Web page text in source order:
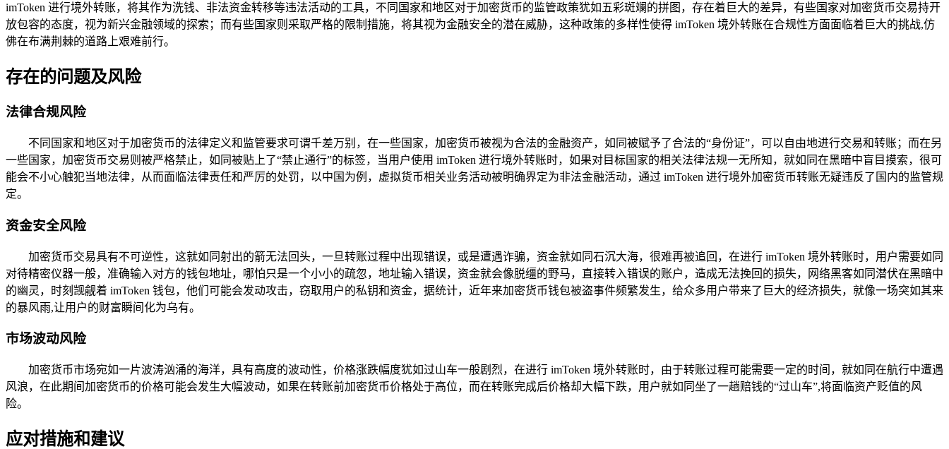
imToken 进行境外转账，将其作为洗钱、非法资金转移等违法活动的工具，不同国家和地区对于加密货币的监管政策犹如五彩斑斓的拼图，存在着巨大的差异，有些国家对加密货币交易持开
放包容的态度，视为新兴金融领域的探索；而有些国家则采取严格的限制措施，将其视为金融安全的潜在威胁，这种政策的多样性使得 imToken 境外转账在合规性方面面临着巨大的挑战,仿
佛在布满荆棘的道路上艰难前行。
存在的问题及风险
法律合规风险
不同国家和地区对于加密货币的法律定义和监管要求可谓千差万别，在一些国家，加密货币被视为合法的金融资产，如同被赋予了合法的“身份证”，可以自由地进行交易和转账；而在另
一些国家，加密货币交易则被严格禁止，如同被贴上了“禁止通行”的标签，当用户使用 imToken 进行境外转账时，如果对目标国家的相关法律法规一无所知，就如同在黑暗中盲目摸索，很可
能会不小心触犯当地法律，从而面临法律责任和严厉的处罚，以中国为例，虚拟货币相关业务活动被明确界定为非法金融活动，通过 imToken 进行境外加密货币转账无疑违反了国内的监管规
定。
资金安全风险
加密货币交易具有不可逆性，这就如同射出的箭无法回头，一旦转账过程中出现错误，或是遭遇诈骗，资金就如同石沉大海，很难再被追回，在进行 imToken 境外转账时，用户需要如同
对待精密仪器一般，准确输入对方的钱包地址，哪怕只是一个小小的疏忽，地址输入错误，资金就会像脱缰的野马，直接转入错误的账户，造成无法挽回的损失，网络黑客如同潜伏在黑暗中
的幽灵，时刻觊觎着 imToken 钱包，他们可能会发动攻击，窃取用户的私钥和资金，据统计，近年来加密货币钱包被盗事件频繁发生，给众多用户带来了巨大的经济损失，就像一场突如其来
的暴风雨,让用户的财富瞬间化为乌有。
市场波动风险
加密货币市场宛如一片波涛汹涌的海洋，具有高度的波动性，价格涨跌幅度犹如过山车一般剧烈，在进行 imToken 境外转账时，由于转账过程可能需要一定的时间，就如同在航行中遭遇
风浪，在此期间加密货币的价格可能会发生大幅波动，如果在转账前加密货币价格处于高位，而在转账完成后价格却大幅下跌，用户就如同坐了一趟赔钱的“过山车”,将面临资产贬值的风
险。
应对措施和建议